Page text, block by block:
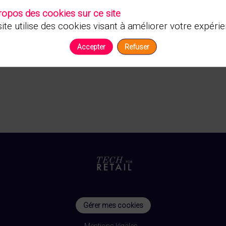
Vous n'êtes pas autorisé à accéder à ce contenu
Gérer mes cookies
des cookies sur ce site
utilise des cookies visant à améliorer votre
Accepter Refuser